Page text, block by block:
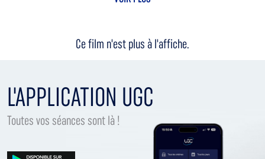
Ce film n'est plus à l'affiche.
L'APPLICATION UGC
Toutes vos séances sont là !